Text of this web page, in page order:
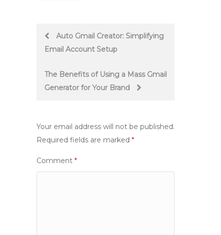
PostAuto Gmail Creator: Simplifying
Email Account Setup
The Benefits of Using a Mass Gmail
Generator for Your Brand
Your email address will not be published.
Required fields are marked *
Comment *